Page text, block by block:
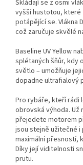
Skládají se z osmi
vyšší hustotou, které
potápějící se. Vlákna
což zaručuje skvělé
Baseline UV Yellow
splétaných šňůr, kdy
světlo – umožňuje
dopadne ultrafialový
Pro rybáře, kteří rádi
obrovská výhoda. Už
přejedete motorem
jsou stejně užitečné i
maximální přesností,
Díky její viditelnosti
prutu.